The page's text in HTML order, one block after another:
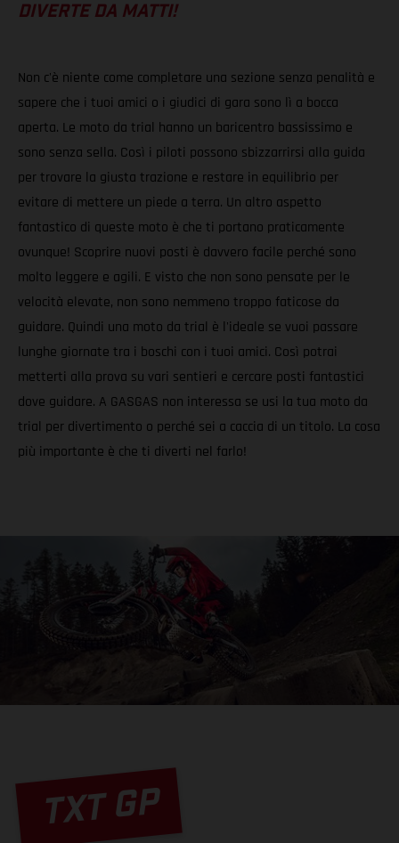
DIVERTE DA MATTI!
Non c'è niente come completare una sezione senza penalità e
sapere che i tuoi amici o i giudici di gara sono lì a bocca
aperta. Le moto da trial hanno un baricentro bassissimo e
sono senza sella. Così i piloti possono sbizzarrirsi alla guida
per trovare la giusta trazione e restare in equilibrio per
evitare di mettere un piede a terra. Un altro aspetto
fantastico di queste moto è che ti portano praticamente
ovunque! Scoprire nuovi posti è davvero facile perché sono
molto leggere e agili. E visto che non sono pensate per le
velocità elevate, non sono nemmeno troppo faticose da
guidare. Quindi una moto da trial è l'ideale se vuoi passare
lunghe giornate tra i boschi con i tuoi amici. Così potrai
metterti alla prova su vari sentieri e cercare posti fantastici
dove guidare. A GASGAS non interessa se usi la tua moto da
trial per divertimento o perché sei a caccia di un titolo. La cosa
più importante è che ti diverti nel farlo!
TXT GP